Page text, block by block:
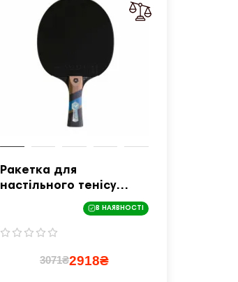
Ракетка для
настільного тенісу
Cornilleau EXCELL 1000,
чорно-червона
В НАЯВНОСТІ
3071₴2918₴